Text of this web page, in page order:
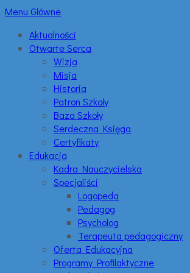
Menu Główne
Aktualności
Otwarte Serca
Wizja
Misja
Historia
Patron Szkoły
Baza Szkoły
Serdeczna Księga
Certyfikaty
Edukacja
Kadra Nauczycielska
Specjaliści
Logopeda
Pedagog
Psycholog
Terapeuta pedagogiczny
Oferta Edukacyjna
Programy Profilaktyczne